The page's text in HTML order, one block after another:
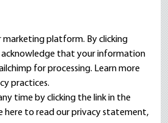
marketing platform. By clicking
acknowledge that your information
for processing. Learn more
practices.
time by clicking the link in the
here to read ourprivacy statement,